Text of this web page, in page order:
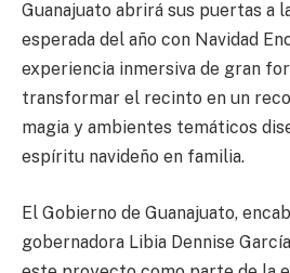
Guanajuato abrirá sus puertas a
esperada del año con Navidad
experiencia inmersiva de gran
transformar el recinto en un
magia y ambientes temáticos
espíritu navideño en familia.
El Gobierno de Guanajuato,
gobernadora Libia Dennise